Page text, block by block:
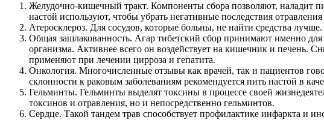
Желудочно-кишечный тракт. Компоненты сбора позволяют, наладит
настой используют, чтобы убрать негативные последствия
Атеросклероз. Для сосудов, которые больны, не найти средства
Общая зашлакованность. Агар тибетский сбор принимают именно
организма. Активнее всего он воздействует на кишечник и печень.
применяют при лечении цирроза и гепатита.
Онкология. Многочисленные отзывы как врачей, так и пациентов
склонности к раковым заболеваниям рекомендуется пить настой в
Гельминты. Гельминты выделят токсины в процессе своей
токсинов и отравления, но и непосредственно гельминтов.
Сердце. Такой тандем трав способствует профилактике инфаркта и